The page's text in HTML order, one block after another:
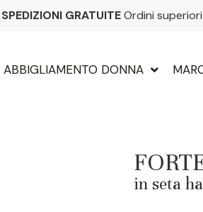
SPEDIZIONI GRATUITEOrdini
ABBIGLIAMENTO DONNA
in seta